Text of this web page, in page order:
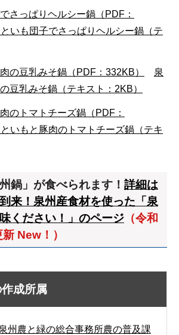
さっぱりヘルシー鍋（PDF：
いも団子でさっぱりヘルシー鍋（テ
の豆乳みそ鍋（PDF：332KB）
泉
豆乳みそ鍋（テキスト：2KB）
のトマトチーズ鍋（PDF：
いもと豚肉のトマトチーズ鍋（テキ
鍋」が食べられます！ 詳細は
到来！泉州産食材を使った「泉
ください！」のページ （令和
New！）
成所属
州農と緑の総合事務所農の普及課